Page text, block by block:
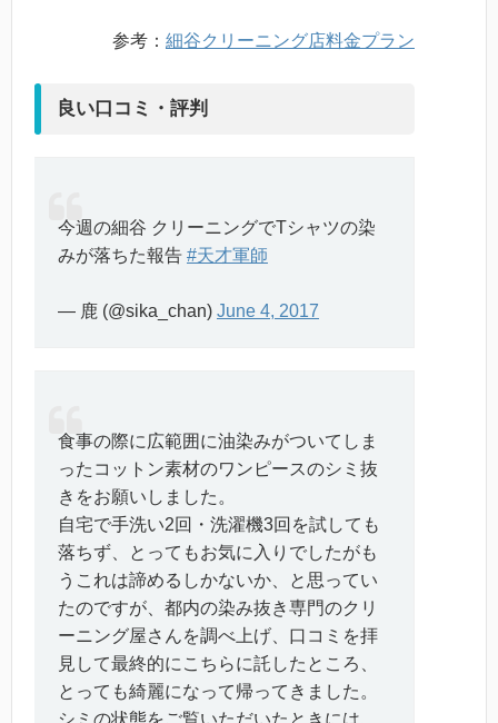
参考： 細谷クリーニング店料金プラン
良い口コミ・評判
今週の細谷 クリーニングでTシャツの染
みが落ちた報告 #天才軍師
— 鹿 (@sika_chan) June 4, 2017
食事の際に広範囲に油染みがついてしま
ったコットン素材のワンピースのシミ抜
きをお願いしました。
自宅で手洗い2回・洗濯機3回を試しても
落ちず、とってもお気に入りでしたがも
うこれは諦めるしかないか、と思ってい
たのですが、都内の染み抜き専門のクリ
ーニング屋さんを調べ上げ、口コミを拝
見して最終的にこちらに託したところ、
とっても綺麗になって帰ってきました。